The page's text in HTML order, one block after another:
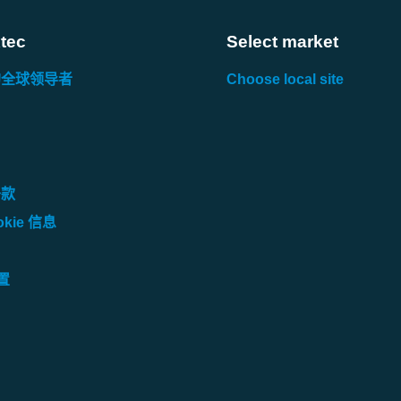
球领导者
信息
Select market
Choose local site